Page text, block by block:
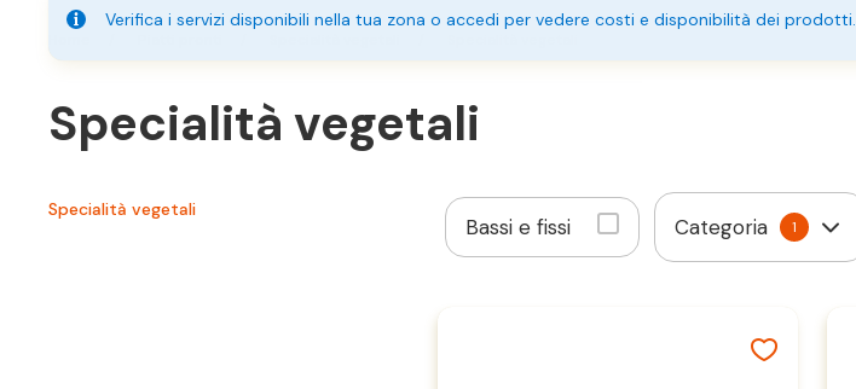
Verifica i servizi disponibili nella tua zona o accedi per vedere costi e disponibilità dei prodotti.
Specialità vegetali
Specialità vegetali
Bassi e fissi Categoria 1